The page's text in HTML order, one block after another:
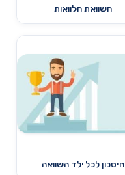
השוואת הלוואות
חיסכון לכל ילד השוואה